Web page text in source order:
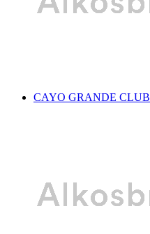
CAYO GRANDE CLUB